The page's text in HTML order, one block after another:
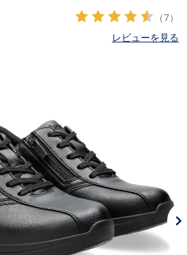
（7）
レビューを見る